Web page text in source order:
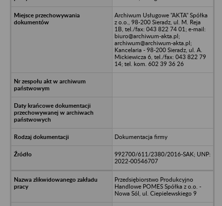
Archiwum Usługowe "AKTA" Spółka
z o.o., 98-200 Sieradz, ul. M. Reja
1B, tel./fax: 043 822 74 01; e-mail:
biuro@archiwum-akta.pl;
archiwum@archiwum-akta.pl;
Kancelaria - 98-200 Sieradz, ul. A.
Mickiewicza 6, tel./fax: 043 822 79
14; tel. kom. 602 39 36 26
Dokumentacja firmy
992700/611/2380/2016-SAK; UNP:
2022-00546707
Przedsiębiorstwo Produkcyjno
Handlowe POMES Spółka z o.o. -
Nowa Sól, ul. Ciepielewskiego 9